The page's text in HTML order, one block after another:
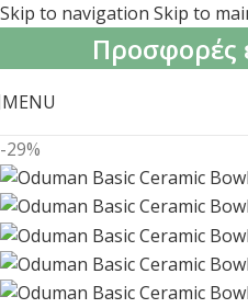
Skip to navigation Skip to
Προσφορές
MENU
-29%